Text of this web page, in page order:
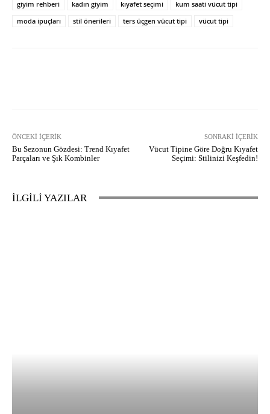
giyim rehberi kadın giyim kıyafet seçimi
kum saati vücut tipi
moda ipuçları
stil önerileri ters üçgen vücut tipi vücut tipi
ÖNCEKI İÇERIK
Bu Sezonun Gözdesi: Trend Kıyafet
Parçaları ve Şık Kombinler
SONRAKI İÇERIK
Vücut Tipine Göre Doğru Kıyafet
Seçimi: Stilinizi Keşfedin!
İLGİLİ YAZILAR